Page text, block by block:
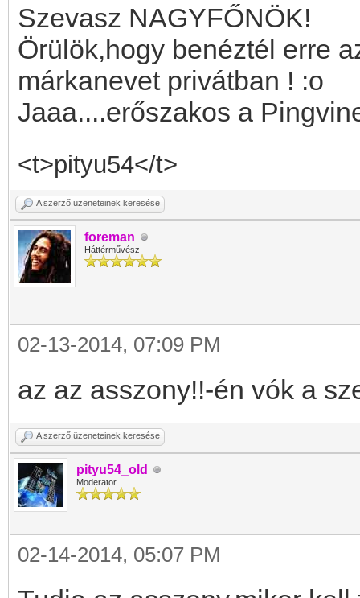
Szevasz NAGYFŐNÖK!
Örülök,hogy benéztél erre
márkanevet privátban ! :o
Jaaa....erőszakos a
<t>pityu54</t>
A szerző üzeneteinek keresése
foreman
Háttérművész
02-13-2014, 07:09 PM
az az asszony!!-én vók a
A szerző üzeneteinek keresése
pityu54_old
Moderator
02-14-2014, 05:07 PM